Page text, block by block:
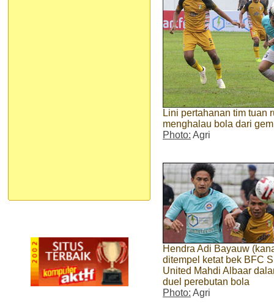
Lini pertahanan tim tuan
menghalau bola dari
Photo: Agri
Hendra Adi Bayauw
ditempel ketat bek BFC
United Mahdi Albaar
duel perebutan bola
Photo: Agri